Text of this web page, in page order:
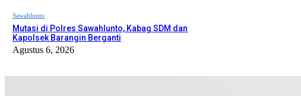
Sawahlunto
Mutasi di Polres Sawahlunto, Kabag SDM dan
Kapolsek Barangin Berganti
Agustus 6, 2026